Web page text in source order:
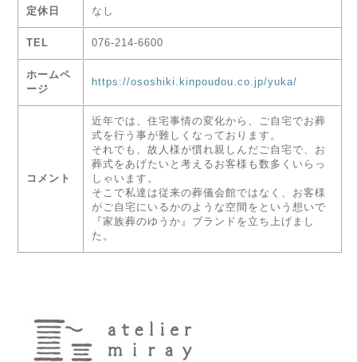
定休日 なし
TEL 076-214-6600
ホームペ
ージ
https://ososhiki.kinpoudou.co.jp/yuka/
コメント
近年では、住宅事情の変化から、ご自宅でお葬
式を行う事が難しくなっております。
それでも、故人様が慣れ親しんだご自宅で、お
葬式をあげたいと考えるお客様も数多くいらっ
しゃいます。
そこで私達は従来の葬儀会館ではなく、お客様
がご自宅にいるかのような空間をという想いで
『家族葬のゆうか』ブランドを立ち上げまし
た。